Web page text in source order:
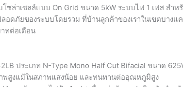
ซล่าเซลล์แบบ On Grid ขนาด 5kW ระบบไฟ 1 เฟส สำ
ดภัยของระบบโดยรวม ที่บ้านลูกค้าของเราในเขตบางแ
ทต่อเดือน
ประเภท N-Type Mono Half Cut Bifacial ขนาด
พสูงแม้ในสภาพแสงน้อย และทนทานต่ออุณหภูมิสูง